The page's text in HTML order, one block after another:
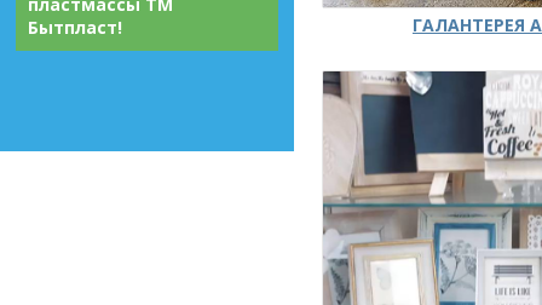
Бытпласт!
ГАЛАНТЕРЕЯ